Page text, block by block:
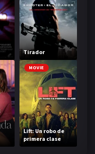
Tirador
MOVIE
Lift: Un robo de
primera clase